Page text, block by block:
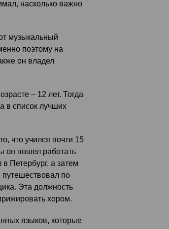
насколько важно
музыкальный
поэтому на
он владел
– 12 лет. Тогда
в список лучших
что учился почти 15
он пошел работать
Петербург, а затем
путешествовал по
Эта должность
хором.
языков, которые